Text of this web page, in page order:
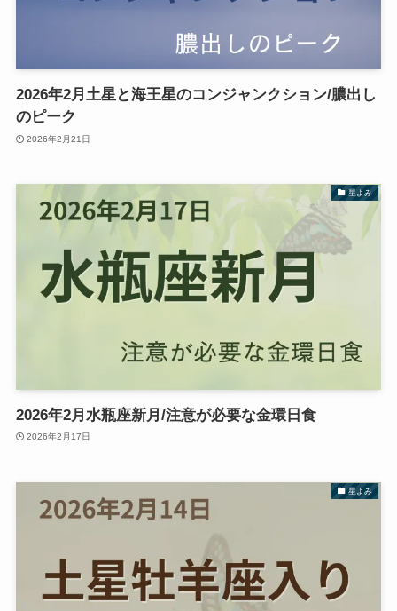
2026年2月土星と海王星のコンジャンクション/膿出し
のピーク
2026年2月21日
星よみ
2026年2月水瓶座新月/注意が必要な金環日食
2026年2月17日
星よみ